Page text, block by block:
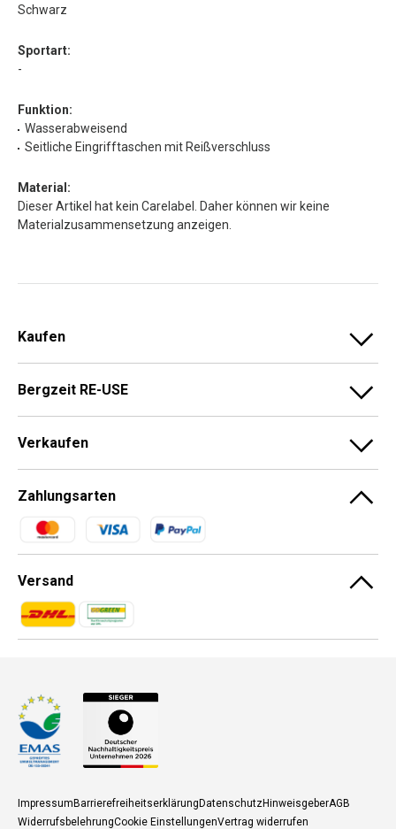
Schwarz
Sportart:
-
Funktion:
Wasserabweisend
Seitliche Eingrifftaschen mit Reißverschluss
Material:
Dieser Artikel hat kein Carelabel. Daher können wir keine
Materialzusammensetzung anzeigen.
Kaufen
Bergzeit RE-USE
Verkaufen
Zahlungsarten
Zahlungsmethoden
Versand
Zahlungsmethoden
Zahlungsmethoden
ImpressumBarrierefreiheitserklärungDatenschutzHinweisgeberAGB
WiderrufsbelehrungCookie EinstellungenVertrag widerrufen